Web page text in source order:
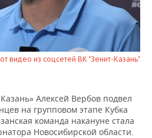
видео из соцсетей ВК "Зенит-Казань"
Алексей Вербов подвел
на групповом этапе Кубка
команда накануне стала
Новосибирской области.